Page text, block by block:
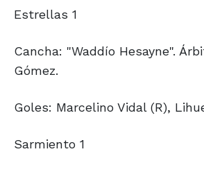
Estrellas 1
Cancha: "Waddío Hesayne".
Gómez.
Goles: Marcelino Vidal (R),
Sarmiento 1